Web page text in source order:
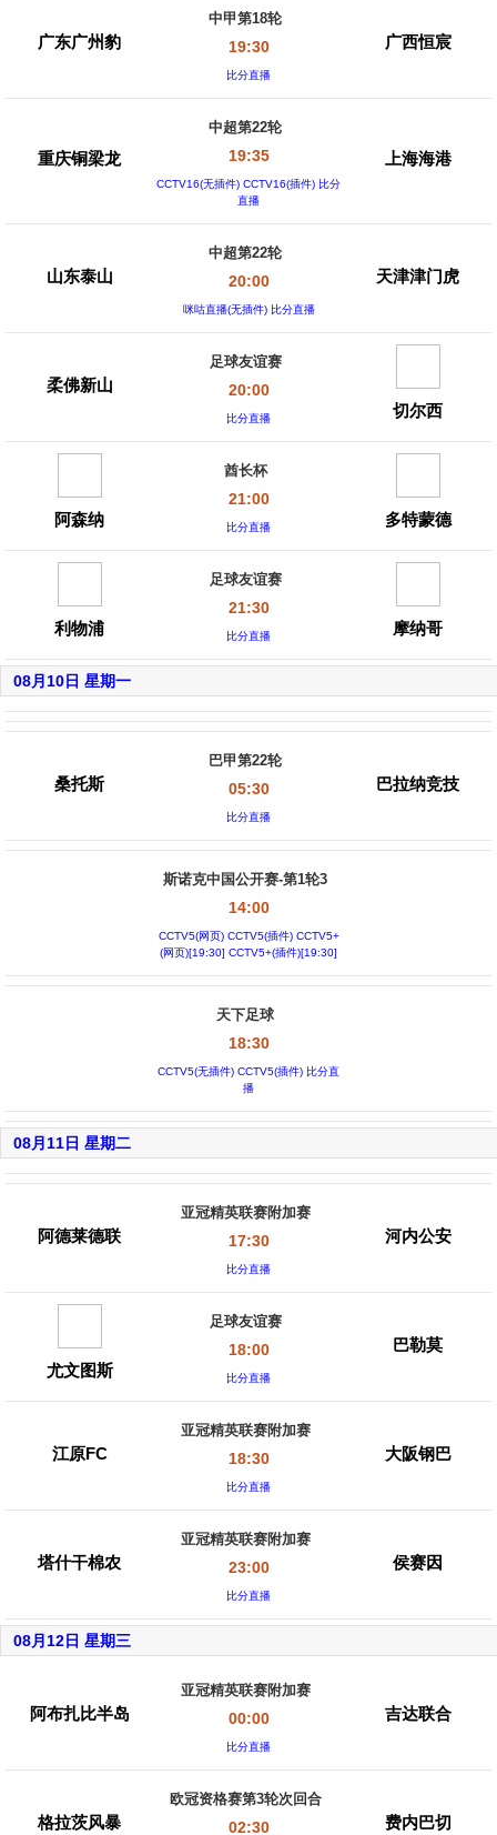
广东广州豹
中甲第18轮
19:30
比分直播
广西恒宸
重庆铜梁龙
中超第22轮
19:35
CCTV16(无插件) CCTV16(插件) 比分
直播
上海海港
山东泰山
中超第22轮
20:00
咪咕直播(无插件) 比分直播
天津津门虎
柔佛新山
足球友谊赛
20:00
比分直播 切尔西
阿森纳
酋长杯
21:00
比分直播 多特蒙德
利物浦
足球友谊赛
21:30
比分直播 摩纳哥
08月10日 星期一
桑托斯
巴甲第22轮
05:30
比分直播
巴拉纳竞技
斯诺克中国公开赛-第1轮3
14:00
CCTV5(网页) CCTV5(插件) CCTV5+
(网页)[19:30] CCTV5+(插件)[19:30]
天下足球
18:30
CCTV5(无插件) CCTV5(插件) 比分直
播
08月11日 星期二
阿德莱德联
亚冠精英联赛附加赛
17:30
比分直播
河内公安
尤文图斯
足球友谊赛
18:00
比分直播
巴勒莫
江原FC
亚冠精英联赛附加赛
18:30
比分直播
大阪钢巴
塔什干棉农
亚冠精英联赛附加赛
23:00
比分直播
侯赛因
08月12日 星期三
阿布扎比半岛
亚冠精英联赛附加赛
00:00
比分直播
吉达联合
格拉茨风暴
欧冠资格赛第3轮次回合
02:30 费内巴切